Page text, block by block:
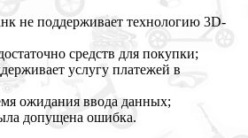
не поддерживает технологию 3D-
средств для покупки;
услугу платежей в
ожидания ввода данных;
допущена ошибка.